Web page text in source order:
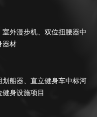
外漫步机、双位扭腰器中
器材
划船器、直立健身车中标河
身设施项目